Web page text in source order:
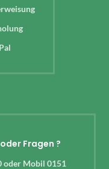
Fragen ?
oder Mobil 0151